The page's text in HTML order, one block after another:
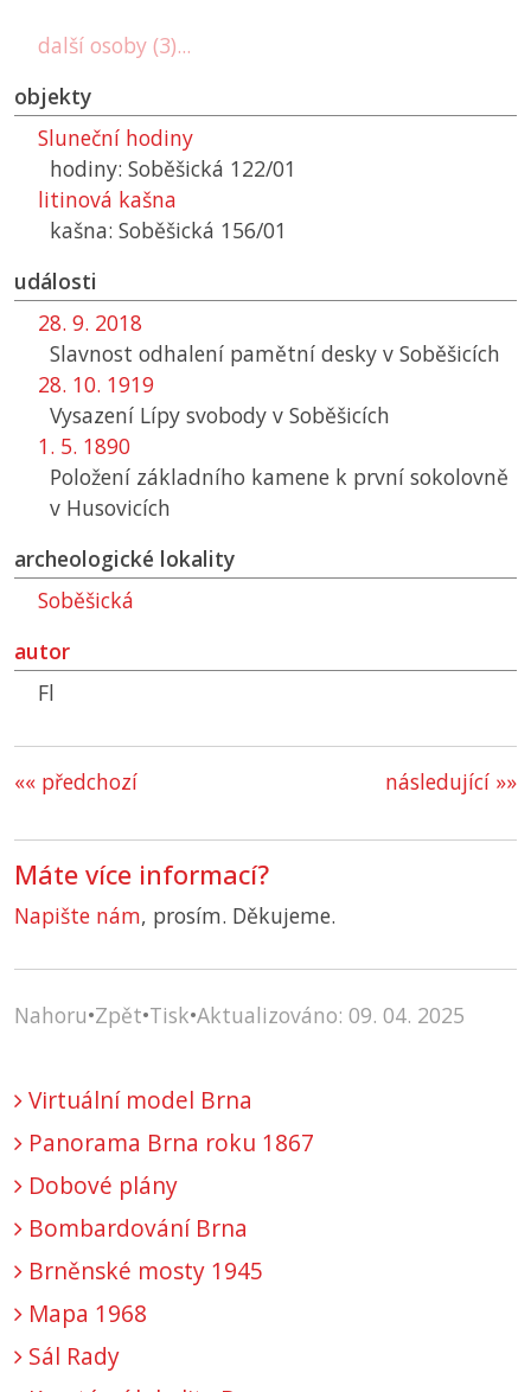
další osoby (3)...
objekty
Sluneční hodiny
hodiny: Soběšická 122/01
litinová kašna
kašna: Soběšická 156/01
události
28. 9. 2018
Slavnost odhalení pamětní desky v Soběšicích
28. 10. 1919
Vysazení Lípy svobody v Soběšicích
1. 5. 1890
Položení základního kamene k první sokolovně
v Husovicích
archeologické lokality
Soběšická
autor
Fl
«« předchozí následující »»
Máte více informací?
Napište nám, prosím. Děkujeme.
Nahoru•Zpět•Tisk•Aktualizováno: 09. 04. 2025
Virtuální model Brna
Panorama Brna roku 1867
Dobové plány
Bombardování Brna
Brněnské mosty 1945
Mapa 1968
Sál Rady